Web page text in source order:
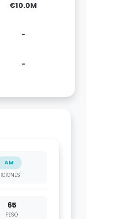
€10.0M
-
-
AM
65
PESO